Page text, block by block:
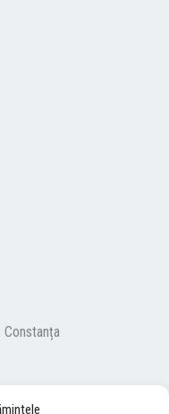
Constanța